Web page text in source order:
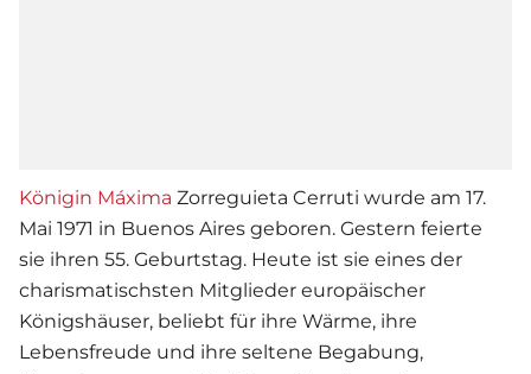
Königin Máxima Zorreguieta Cerruti wurde am 17.
Mai 1971 in Buenos Aires geboren. Gestern feierte
sie ihren 55. Geburtstag. Heute ist sie eines der
charismatischsten Mitglieder europäischer
Königshäuser, beliebt für ihre Wärme, ihre
Lebensfreude und ihre seltene Begabung,